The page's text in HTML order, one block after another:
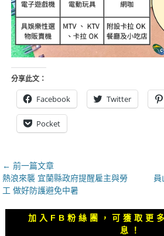
分享此文：
Facebook Twitter
Pocket
文
章
導
覽
← 前一篇文章
上
一
熱浪來襲 宜蘭縣政府提醒雇主與勞
工 做好防護避免中暑
文
章：
員
加入FB粉絲團，可獲取更
息！